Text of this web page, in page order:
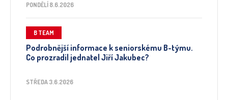
PONDĚLÍ 8.6.2026
B TEAM
Podrobnější informace k seniorskému B-týmu.
Co prozradil jednatel Jiří Jakubec?
STŘEDA 3.6.2026